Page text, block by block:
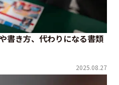
書き方、代わりになる書類
2025.08.27